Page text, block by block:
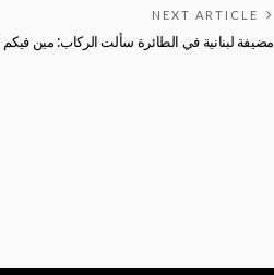
NEXT ARTICLE
ﻣﻀﻴﻔﺔ ﻟﺒﻨﺎنية في الطائرة ﺳﺄﻟﺖ ﺍﻟﺮﻛﺎﺏ: ﻣﻴﻦ ﻓﻴﻜﻢ